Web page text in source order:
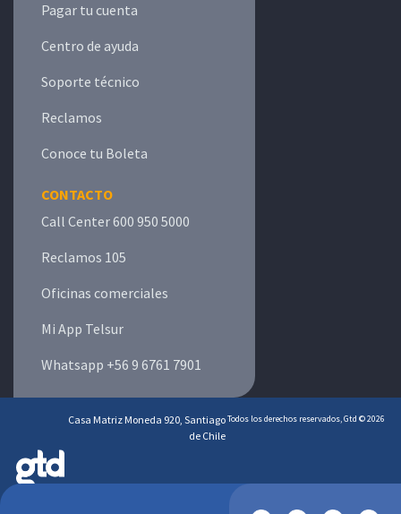
Pagar tu cuenta
Centro de ayuda
Soporte técnico
Reclamos
Conoce tu Boleta
CONTACTO
Call Center 600 950 5000
Reclamos 105
Oficinas comerciales
Mi App Telsur
Whatsapp +56 9 6761 7901
Casa Matriz Moneda 920, Santiago
de Chile
Todos los derechos reservados, Gtd © 2026